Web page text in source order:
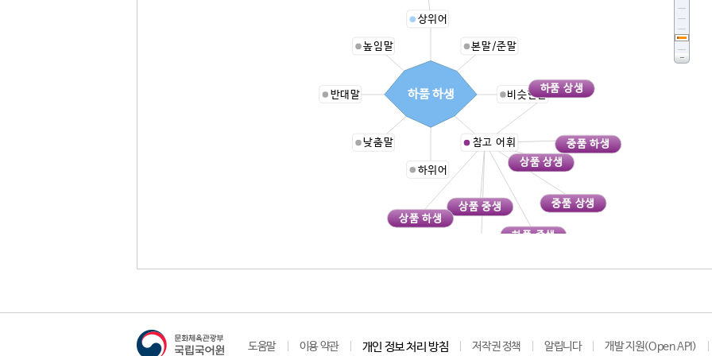
상위어
본말/준말
비슷한말
상품 상생
상품 중생
상품 하생
하품 상생
하품 중생
중품 상생
중품 하생
참고 어휘
하위어
낮춤말
반대말
높임말
하품 하생
도움말 이용 약관 개인 정보 처리 방침 저작권 정책 알립니다 개발 지원(Open API)